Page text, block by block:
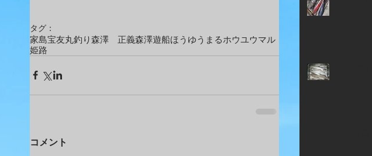
タグ：
家島宝友丸釣り森澤 正義森澤遊船ほうゆうまるホウユウマル
姫路
コメント